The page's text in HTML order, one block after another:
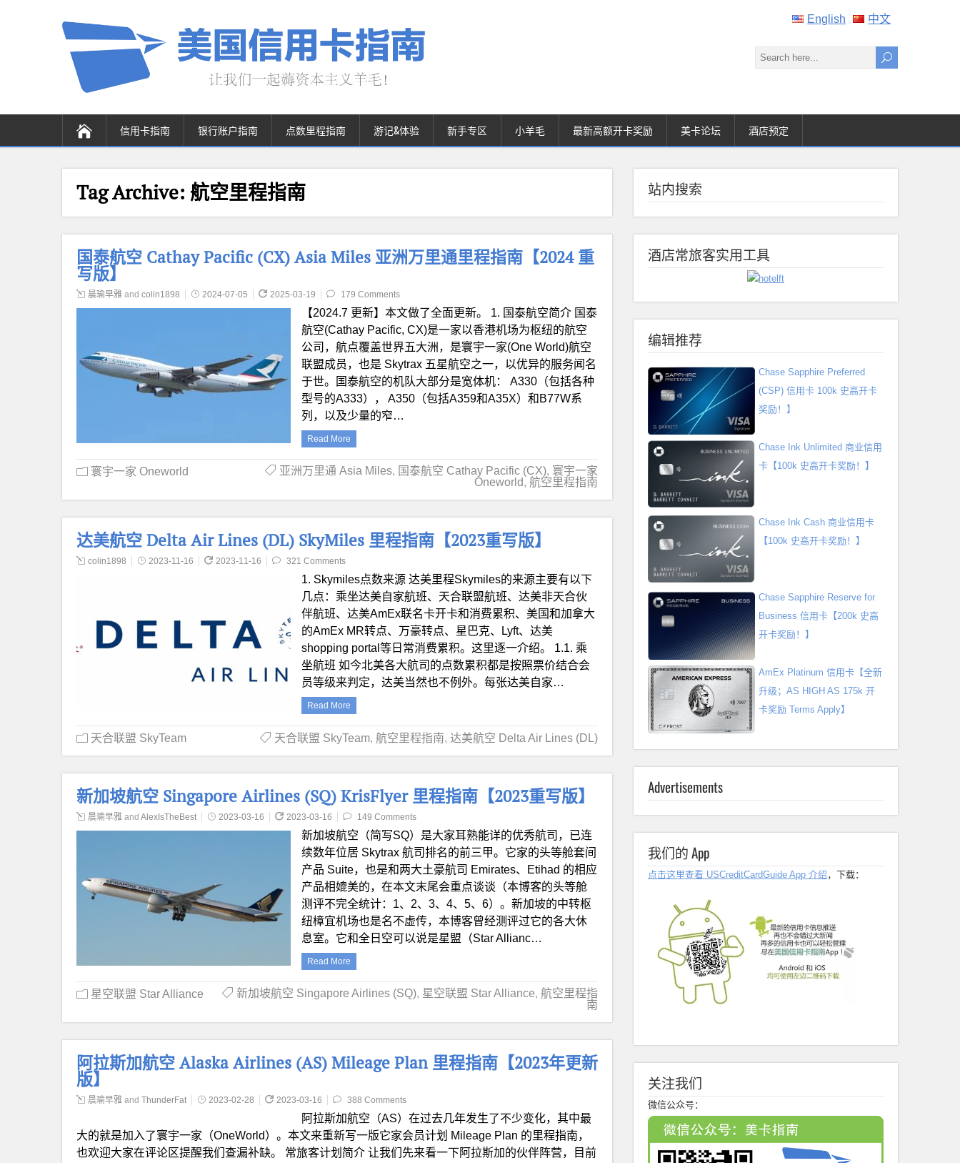
English 中文
信用卡指南 银行账户指南 点数里程指南 游记&体验 新手专区 小羊毛 最新高额开卡奖励 美卡论坛 酒店预定
Tag Archive: 航空里程指南
国泰航空 Cathay Pacific (CX) Asia Miles 亚洲万里通里程指南【2024 重
写版】
晨瑜早雅 and colin1898 2024-07-05 2025-03-19 179 Comments
【2024.7 更新】本文做了全面更新。 1. 国泰航空简介 国泰
航空(Cathay Pacific, CX)是一家以香港机场为枢纽的航空
公司，航点覆盖世界五大洲，是寰宇一家(One World)航空
联盟成员，也是 Skytrax 五星航空之一，以优异的服务闻名
于世。国泰航空的机队大部分是宽体机： A330（包括各种
型号的A333）， A350（包括A359和A35X）和B77W系
列，以及少量的窄…
Read More
寰宇一家 Oneworld 亚洲万里通 Asia Miles, 国泰航空 Cathay Pacific (CX), 寰宇一家
Oneworld, 航空里程指南
达美航空 Delta Air Lines (DL) SkyMiles 里程指南【2023重写版】
colin1898 2023-11-16 2023-11-16 321 Comments
1. Skymiles点数来源 达美里程Skymiles的来源主要有以下
几点：乘坐达美自家航班、天合联盟航班、达美非天合伙
伴航班、达美AmEx联名卡开卡和消费累积、美国和加拿大
的AmEx MR转点、万豪转点、星巴克、Lyft、达美
shopping portal等日常消费累积。这里逐一介绍。 1.1. 乘
坐航班 如今北美各大航司的点数累积都是按照票价结合会
员等级来判定，达美当然也不例外。每张达美自家…
Read More
天合联盟 SkyTeam 天合联盟 SkyTeam, 航空里程指南, 达美航空 Delta Air Lines (DL)
新加坡航空 Singapore Airlines (SQ) KrisFlyer 里程指南【2023重写版】
晨瑜早雅 and AlexIsTheBest 2023-03-16 2023-03-16 149 Comments
新加坡航空（简写SQ）是大家耳熟能详的优秀航司，已连
续数年位居 Skytrax 航司排名的前三甲。它家的头等舱套间
产品 Suite，也是和两大土豪航司 Emirates、Etihad 的相应
产品相媲美的，在本文末尾会重点谈谈（本博客的头等舱
测评不完全统计：1、2、3、4、5、6）。新加坡的中转枢
纽樟宜机场也是名不虚传，本博客曾经测评过它的各大休
息室。它和全日空可以说是星盟（Star Allianc…
Read More
星空联盟 Star Alliance 新加坡航空 Singapore Airlines (SQ), 星空联盟 Star Alliance, 航空里程指
南
阿拉斯加航空 Alaska Airlines (AS) Mileage Plan 里程指南【2023年更新
版】
晨瑜早雅 and ThunderFat 2023-02-28 2023-03-16 388 Comments
阿拉斯加航空（AS）在过去几年发生了不少变化，其中最
大的就是加入了寰宇一家（OneWorld）。本文来重新写一版它家会员计划 Mileage Plan 的里程指南，
也欢迎大家在评论区提醒我们查漏补缺。 常旅客计划简介 让我们先来看一下阿拉斯加的伙伴阵营，目前
站内搜索
酒店常旅客实用工具
编辑推荐
Chase Sapphire Preferred
(CSP) 信用卡 100k 史高开卡
奖励！】
Chase Ink Unlimited 商业信用
卡【100k 史高开卡奖励！】
Chase Ink Cash 商业信用卡
【100k 史高开卡奖励！】
Chase Sapphire Reserve for
Business 信用卡【200k 史高
开卡奖励！】
AmEx Platinum 信用卡【全新
升级；AS HIGH AS 175k 开
卡奖励 Terms Apply】
Advertisements
我们的 App
点击这里查看 USCreditCardGuide App 介绍 ，下载：
关注我们
微信公众号：